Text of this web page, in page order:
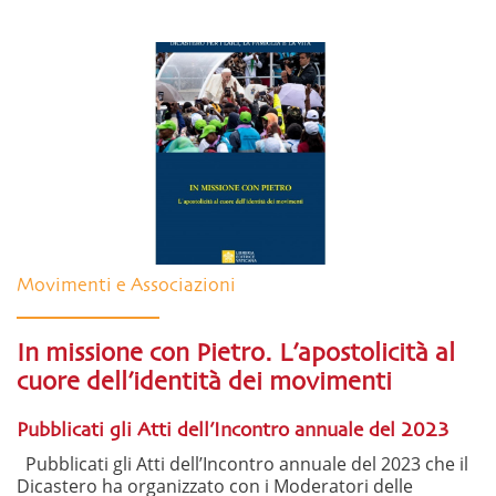
Movimenti e Associazioni
In missione con Pietro. L’apostolicità al
cuore dell’identità dei movimenti
Pubblicati gli Atti dell’Incontro annuale del 2023
Pubblicati gli Atti dell’Incontro annuale del 2023 che il
Dicastero ha organizzato con i Moderatori delle